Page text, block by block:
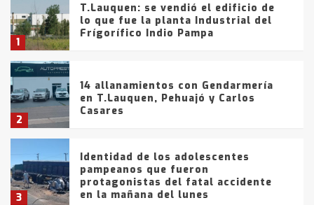
1
T.Lauquen: se vendió el edificio de
lo que fue la planta Industrial del
Frígorífico Indio Pampa
2
14 allanamientos con Gendarmería
en T.Lauquen, Pehuajó y Carlos
Casares
3
Identidad de los adolescentes
pampeanos que fueron
protagonistas del fatal accidente
en la mañana del lunes